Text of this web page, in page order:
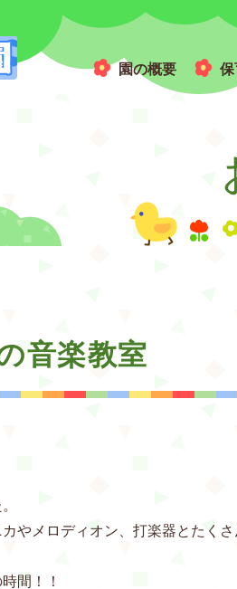
園の概要 保
音楽教室
やメロディオン、打楽器とたく
間！！